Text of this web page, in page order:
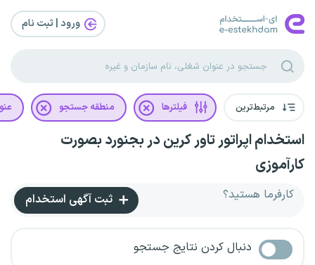
ورود | ثبت‌ نام
مرتبط‌ترین فیلترها منطقه جستجو
استخدام اپراتور تاور کرین در بجنورد بصورت
کارآموزی
کارفرما هستید؟ ثبت آگهی استخدام
دنبال کردن نتایج جستجو